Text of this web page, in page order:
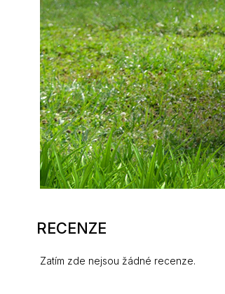
RECENZE
Zatím zde nejsou žádné recenze.